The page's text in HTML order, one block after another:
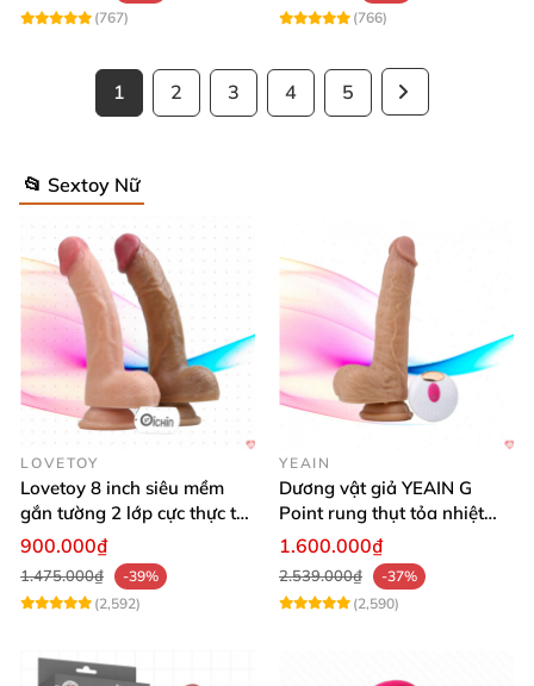
(767)
(766)
1 2 3 4 5
📂 Sextoy Nữ
LOVETOY
Lovetoy 8 inch siêu mềm
gắn tường 2 lớp cực thực tế,
dễ dùng
900.000₫
1.475.000₫
-39%
(2,592)
YEAIN
Dương vật giả YEAIN G
Point rung thụt tỏa nhiệt
điều khiển từ xa silicon
1.600.000₫
2.539.000₫
-37%
(2,590)